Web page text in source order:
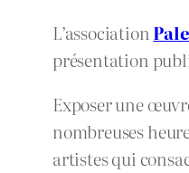
L’association
présentation
Exposer une
nombreuses
artistes qui